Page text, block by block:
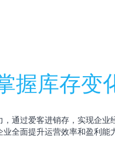
握库存变
通过爱客进销存，实现企业
全面提升运营效率和盈利能